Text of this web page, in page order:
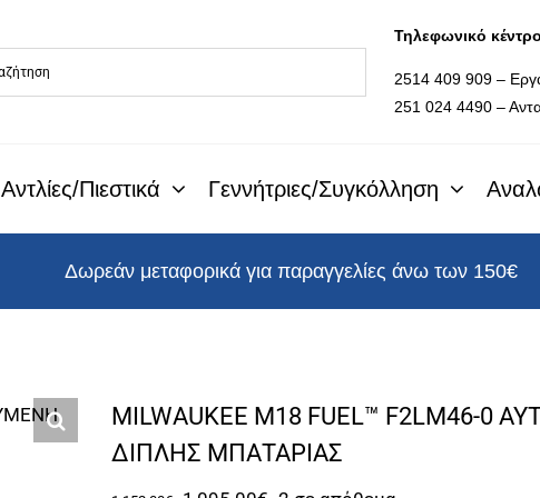
Τηλεφωνικό κέντρο
2514 409 909 –
251 024 4490 –
Αντλίες/Πιεστικά Γεννήτριες/Συγκόλληση
Δωρεάν μεταφορικά για παραγγελίες άνω των 150€
MILWAUKEE M18 FUEL™ F2LM46-
ΔΙΠΛΗΣ ΜΠΑΤΑΡΙΑΣ